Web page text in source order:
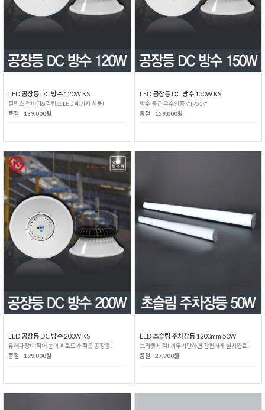
LED 공장등 DC 방수 120W KS
필립스 컨버터&필립스 LED 패키지 사용!
품절
139,000원
LED 공장등 DC 방수 150W KS
방수 등급 우수인증 \"IP65\"
품절
159,000원
LED 공장등 DC 방수 200W KS
유해파장이 적어 눈의 피로도가 적은 공장등!
품절
199,000원
LED 초슬림 주차장등 1200mm 50W
브라켓에 탁! 끼우기만하면 간편하게 설치완료!
품절
27,900원